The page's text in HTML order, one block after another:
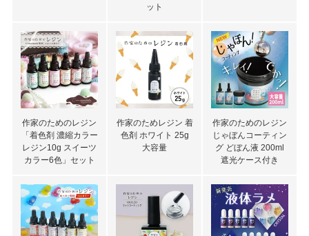
ット
作家のためのレジン
「着色剤 濃縮カラー
レジン10g スイーツ
カラー6色」セット
作家のためレジン 着
色剤 ホワイト 25g
大容量
作家のためのレジン
じゃぼんコーティン
グ どぼん液 200ml
遮光ケース付き